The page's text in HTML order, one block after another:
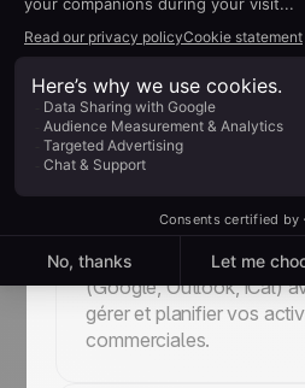
Améliorez votre
avec Slack et recevez
Intégration
Connectez votre
(Google, Outlook, iCal)
gérer et planifier vos
commerciales.